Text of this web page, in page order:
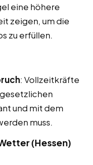
eine höhere
zeigen, um die
zu erfüllen.
: Vollzeitkräfte
und mit dem
muss.
(Hessen)